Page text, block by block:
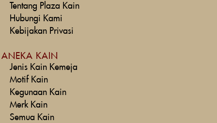
Tentang Plaza Kain
Hubungi Kami
Kebijakan Privasi
ANEKA KAIN
Jenis Kain Kemeja
Motif Kain
Kegunaan Kain
Merk Kain
Semua Kain